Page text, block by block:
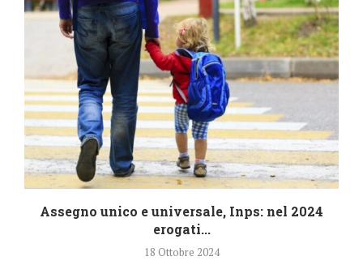
Assegno unico e universale, Inps: nel 2024
erogati...
18 Ottobre 2024